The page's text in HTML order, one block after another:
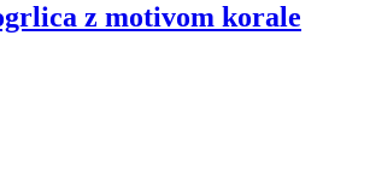
z motivom korale